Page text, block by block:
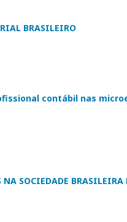
BRASILEIRO
contábil nas
SOCIEDADE BRASILEIRA